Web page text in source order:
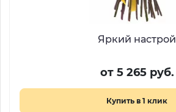
Яркий настрой
от 5 265 руб.
Купить в 1 клик